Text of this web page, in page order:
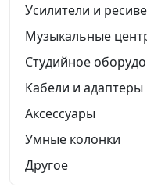
Усилители и
Музыкальные
Студийное
Кабели и адаптеры
Аксессуары
Умные колонки
Другое